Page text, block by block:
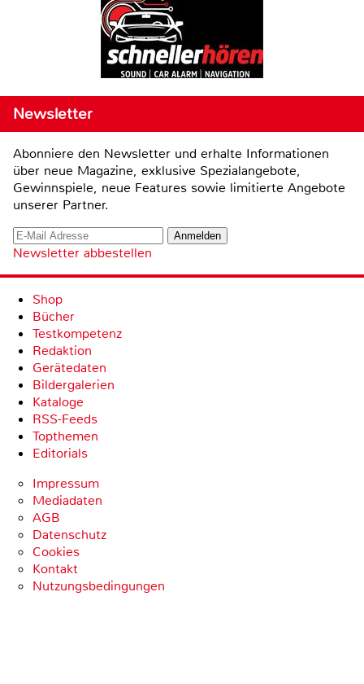
Newsletter
Abonniere den Newsletter und erhalte Informationen
über neue Magazine, exklusive Spezialangebote,
Gewinnspiele, neue Features sowie limitierte Angebote
unserer Partner.
Newsletter abbestellen
Shop
Bücher
Testkompetenz
Redaktion
Gerätedaten
Bildergalerien
Kataloge
RSS-Feeds
Topthemen
Editorials
Impressum
Mediadaten
AGB
Datenschutz
Cookies
Kontakt
Nutzungsbedingungen